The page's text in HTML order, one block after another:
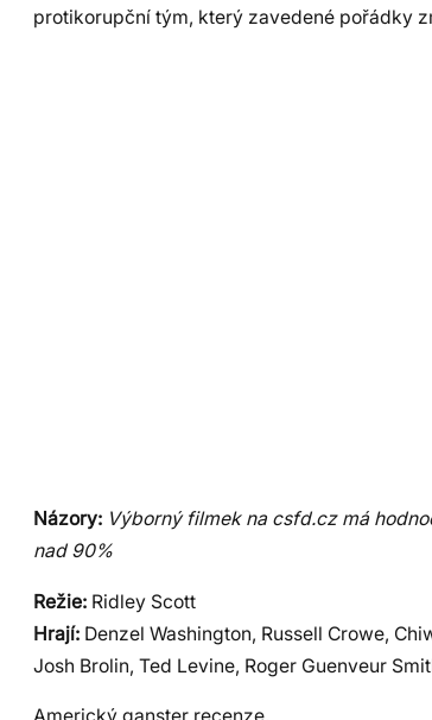
protikorupční tým, který zavedené pořádky
Názory: Výborný filmek na csfd.cz má
nad 90%
Režie: Ridley Scott
Hrají: Denzel Washington, Russell Crowe,
Josh Brolin, Ted Levine, Roger Guenveur